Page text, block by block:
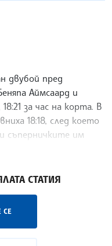
двубой пред
Аймсаард и
18:21 за час на корта. В
18:18, след което
съперничките им
СТАТИЯ
СЕ